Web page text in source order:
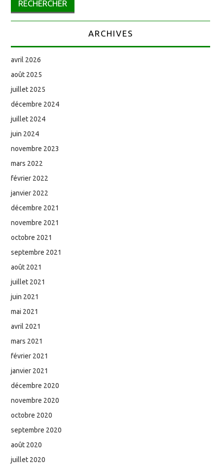
ARCHIVES
avril 2026
août 2025
juillet 2025
décembre 2024
juillet 2024
juin 2024
novembre 2023
mars 2022
février 2022
janvier 2022
décembre 2021
novembre 2021
octobre 2021
septembre 2021
août 2021
juillet 2021
juin 2021
mai 2021
avril 2021
mars 2021
février 2021
janvier 2021
décembre 2020
novembre 2020
octobre 2020
septembre 2020
août 2020
juillet 2020